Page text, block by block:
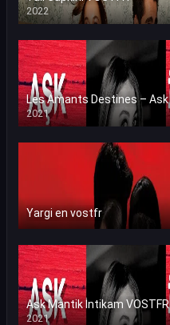
2022
2021
Yargi en vostfr
Ask Mantik İntikam VOSTFR
2021